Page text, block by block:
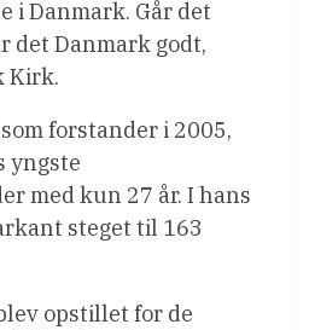
i Danmark. Går det
det Danmark godt,
Kirk.
forstander i 2005,
yngste
med kun 27 år. I hans
steget til 163
opstillet for de